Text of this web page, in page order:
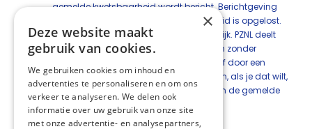
gemelde kwetsbaarheid wordt bericht. Berichtgeving
vindt pas plaats nadat de kwetsbaarheid is opgelost.
PZNL behandelt jouw melding vertrouwelijk. PZNL deelt
je persoonlijke gegevens niet met derden zonder
je toestemming, bhalve als dit wettelijk of door een
rechterlijke uitspraak verplicht is. PZNL kan, als je dat wilt,
je naam vermelden als de ontdekker van de gemelde
kwetsbaarheid.
Deel deze pagina:
×
Deze website maakt
gebruik van cookies.
We gebruiken cookies om inhoud en
advertenties te personaliseren en om ons
verkeer te analyseren. We delen ook
informatie over uw gebruik van onze site
met onze advertentie- en analysepartners,